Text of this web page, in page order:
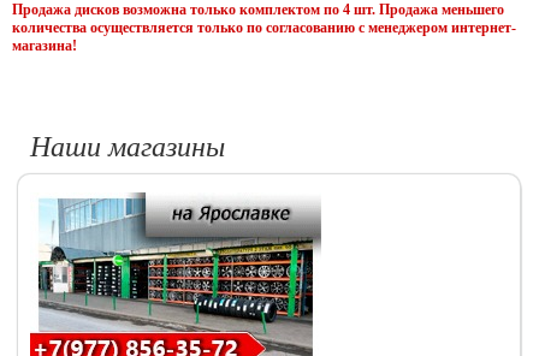
Продажа дисков возможна только комплектом по 4 шт. Продажа меньшего
количества осуществляется только по согласованию с менеджером интернет-
магазина!
Наши магазины